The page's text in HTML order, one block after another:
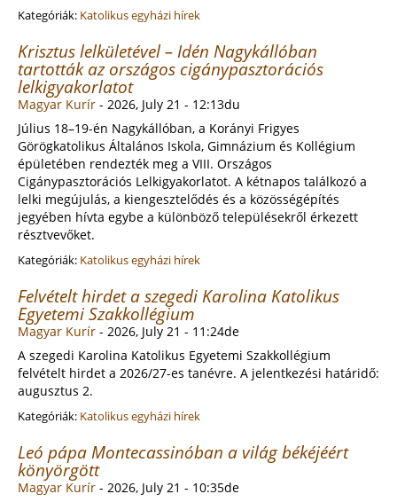
Kategóriák: Katolikus egyházi hírek
Krisztus lelkületével – Idén Nagykállóban
tartották az országos cigánypasztorációs
lelkigyakorlatot
Magyar Kurír - 2026, July 21 - 12:13du
Július 18–19-én Nagykállóban, a Korányi Frigyes
Görögkatolikus Általános Iskola, Gimnázium és Kollégium
épületében rendezték meg a VIII. Országos
Cigánypasztorációs Lelkigyakorlatot. A kétnapos találkozó a
lelki megújulás, a kiengesztelődés és a közösségépítés
jegyében hívta egybe a különböző településekről érkezett
résztvevőket.
Kategóriák: Katolikus egyházi hírek
Felvételt hirdet a szegedi Karolina Katolikus
Egyetemi Szakkollégium
Magyar Kurír - 2026, July 21 - 11:24de
A szegedi Karolina Katolikus Egyetemi Szakkollégium
felvételt hirdet a 2026/27-es tanévre. A jelentkezési határidő:
augusztus 2.
Kategóriák: Katolikus egyházi hírek
Leó pápa Montecassinóban a világ békéjéért
könyörgött
Magyar Kurír - 2026, July 21 - 10:35de